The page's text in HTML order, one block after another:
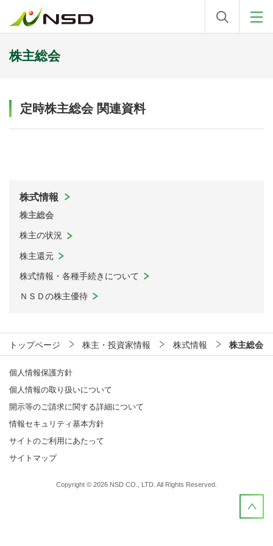
株主総会
定時株主総会 関連資料
株式情報
株主総会
株主の状況
株主還元
株式情報・各種手続きについて
ＮＳＤの株主優待
トップページ 株主・投資家情報 株式情報 株主総会
個人情報保護方針
個人情報の取り扱いについて
開示等のご請求に関する詳細について
情報セキュリティ基本方針
サイトのご利用にあたって
サイトマップ
Copyright © 2026 NSD CO., LTD. All Rights Reserved.